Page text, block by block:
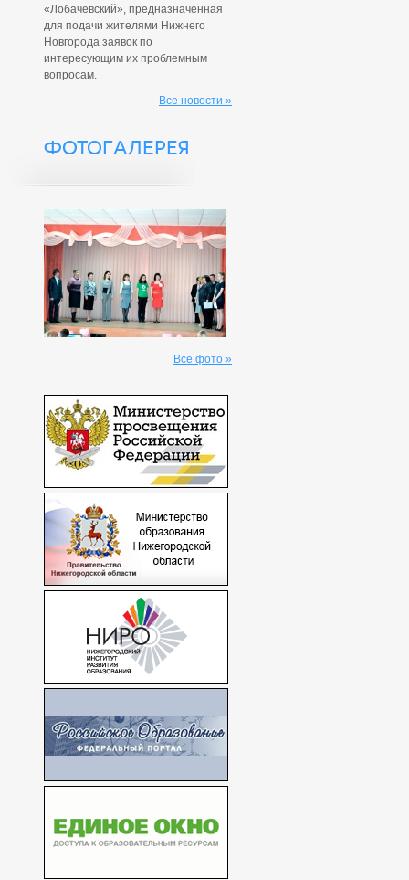
«Лобачевский», предназначенная
для подачи жителями Нижнего
Новгорода заявок по
интересующим их проблемным
вопросам.
Все новости »
ФОТОГАЛЕРЕЯ
Все фото »